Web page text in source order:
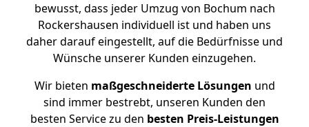
bewusst, dass jeder Umzug von Bochum nach
Rockershausen individuell ist und haben uns
daher darauf eingestellt, auf die Bedürfnisse und
Wünsche unserer Kunden einzugehen.
Wir bieten maßgeschneiderte Lösungen und
sind immer bestrebt, unseren Kunden den
besten Service zu den besten Preis-Leistungen